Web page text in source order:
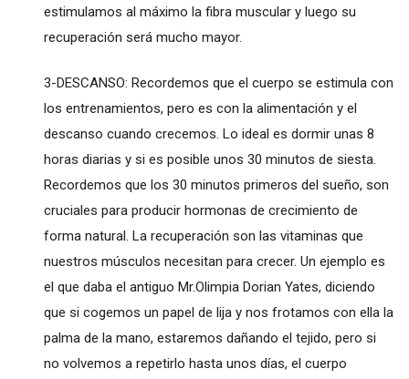
estimulamos al máximo la fibra muscular y luego su
recuperación será mucho mayor.
3-DESCANSO: Recordemos que el cuerpo se estimula con
los entrenamientos, pero es con la alimentación y el
descanso cuando crecemos. Lo ideal es dormir unas 8
horas diarias y si es posible unos 30 minutos de siesta.
Recordemos que los 30 minutos primeros del sueño, son
cruciales para producir hormonas de crecimiento de
forma natural. La recuperación son las vitaminas que
nuestros músculos necesitan para crecer. Un ejemplo es
el que daba el antiguo Mr.Olimpia Dorian Yates, diciendo
que si cogemos un papel de lija y nos frotamos con ella la
palma de la mano, estaremos dañando el tejido, pero si
no volvemos a repetirlo hasta unos días, el cuerpo